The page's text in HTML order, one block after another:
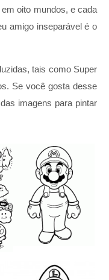
em oito mundos, e cada
amigo inseparável é o
tais como Super
Se você gosta desse
imagens para pintar